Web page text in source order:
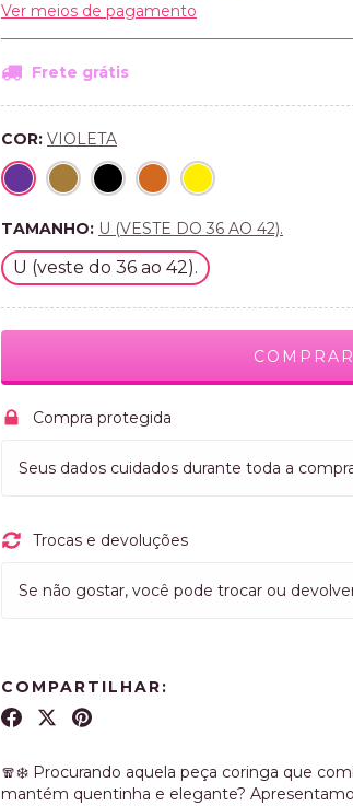
Ver meios de pagamento
Frete grátis
COR: VIOLETA
TAMANHO: U (VESTE DO 36 AO 42).
U (veste do 36 ao 42).
Compra protegida
Seus dados cuidados durante toda a
Trocas e devoluções
Se não gostar, você pode trocar ou
COMPARTILHAR:
🧣❄️ Procurando aquela peça coringa que
mantém quentinha e elegante?